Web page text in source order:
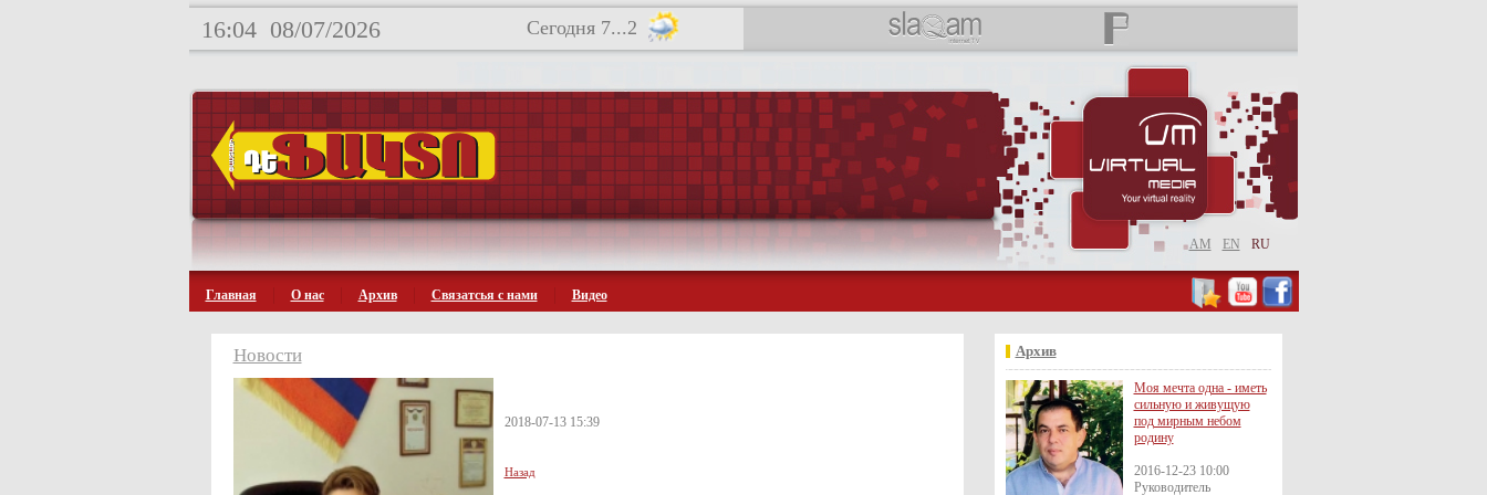
16:04 08/07/2026 Сегодня 7...2
AM EN RU
Главная О нас Архив Связатсья с нами Видео
Новости
2018-07-13 15:39
Назад
Архив
Моя мечта одна - иметь
сильную и живущую
под мирным небом
родину
2016-12-23 10:00
Руководитель